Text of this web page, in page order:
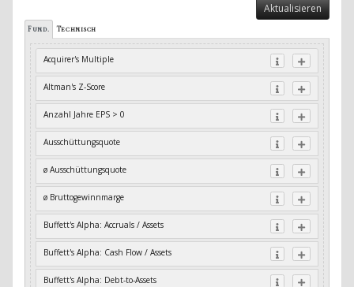
Aktualisieren
Fund. Technisch
Acquirer's Multiple
Altman's Z-Score
Anzahl Jahre EPS > 0
Ausschüttungsquote
ø Ausschüttungsquote
ø Bruttogewinnmarge
Buffett's Alpha: Accruals / Assets
Buffett's Alpha: Cash Flow / Assets
Buffett's Alpha: Debt-to-Assets